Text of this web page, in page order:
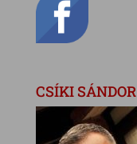
CSÍKI SÁNDOR